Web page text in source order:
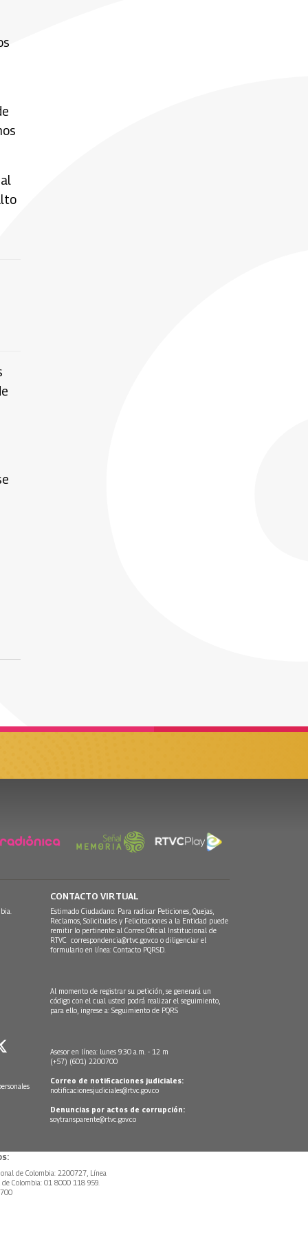
CONTACTO VIRTUAL
Estimado Ciudadano: Para radicar Peticiones, Quejas,
Reclamos, Solicitudes y Felicitaciones a la Entidad puede
remitir lo pertinente al Correo Oficial Institucional de
RTVC correspondencia@rtvc.gov.co o diligenciar el
formulario en línea: Contacto PQRSD.
Al momento de registrar su petición, se generará un
código con el cual usted podrá realizar el seguimiento,
para ello, ingrese a: Seguimiento de PQRS
Asesor en línea: lunes 9:30 a.m. - 12 m
(+57) (601) 2200700
Correo de notificaciones judiciales:
notificacionesjudiciales@rtvc.gov.co
Denuncias por actos de corrupción:
soytransparente@rtvc.gov.co
de Colombia: 2200727, Línea
Colombia: 01 8000 118 959.